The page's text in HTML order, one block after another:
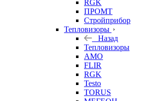
RGK
ПРОМТ
Стройприбор
Тепловизоры
Назад
Тепловизоры
AMO
FLIR
RGK
Testo
TORUS